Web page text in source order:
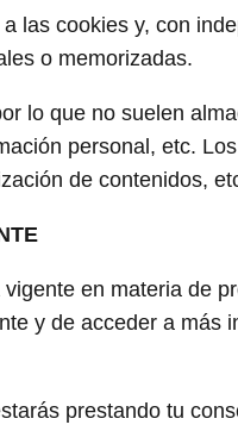
las cookies y, con
o memorizadas.
lo que no suelen
personal, etc.
de contenidos,
en materia de
y de acceder a más
prestando tu